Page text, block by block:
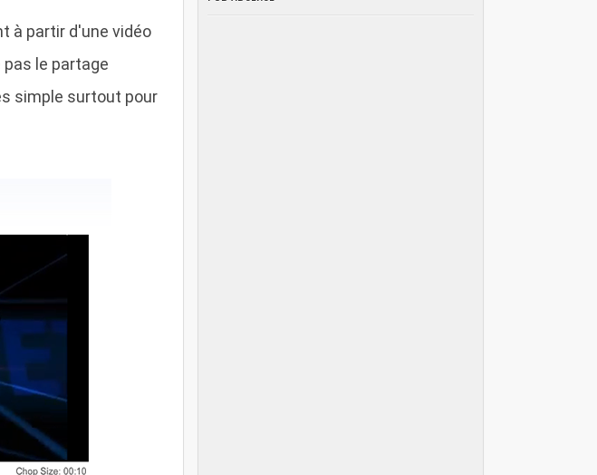
à partir d'une vidéo
le partage
simple surtout pour